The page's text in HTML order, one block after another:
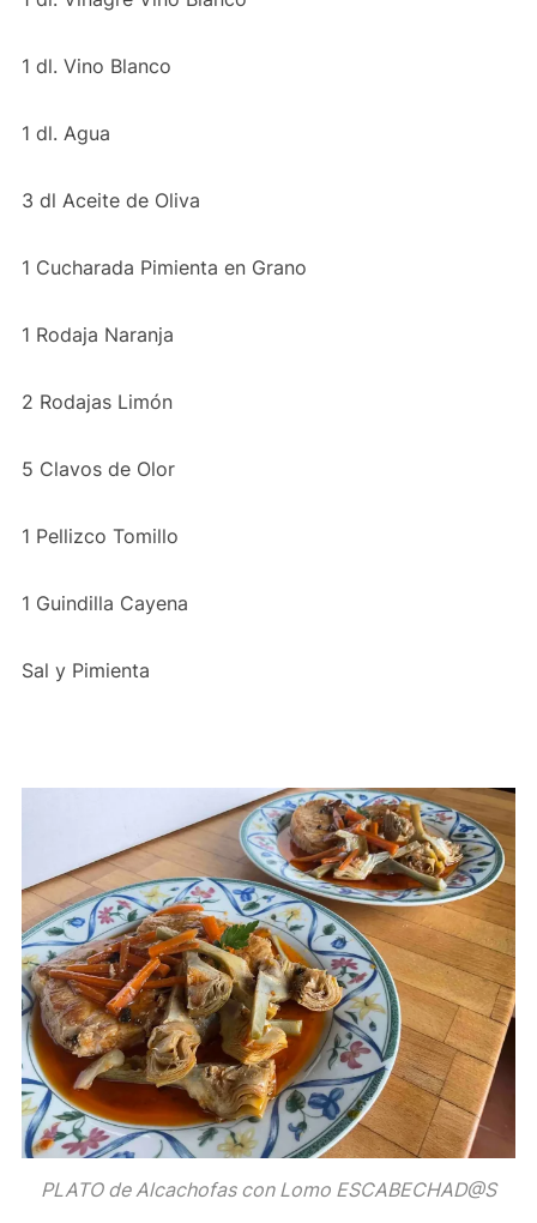
1 dl. Vino Blanco
1 dl. Agua
3 dl Aceite de Oliva
1 Cucharada Pimienta en Grano
1 Rodaja Naranja
2 Rodajas Limón
5 Clavos de Olor
1 Pellizco Tomillo
1 Guindilla Cayena
Sal y Pimienta
PLATO de Alcachofas con Lomo ESCABECHAD@S